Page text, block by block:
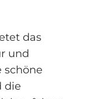
das
und
schöne
die